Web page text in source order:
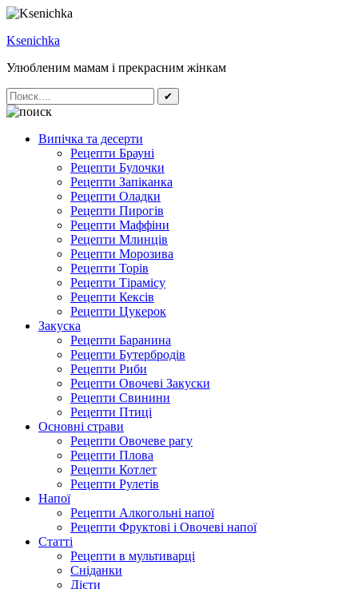
Ksenichka
Улюбленим мамам і прекрасним жінкам
✔
Випічка та десерти
Рецепти Брауні
Рецепти Булочки
Рецепти Запіканка
Рецепти Оладки
Рецепти Пирогів
Рецепти Маффіни
Рецепти Млинців
Рецепти Морозива
Рецепти Торів
Рецепти Тірамісу
Рецепти Кексів
Рецепти Цукерок
Закуска
Рецепти Баранина
Рецепти Бутербродів
Рецепти Риби
Рецепти Овочеві Закуски
Рецепти Свинини
Рецепти Птиці
Основні страви
Рецепти Овочеве рагу
Рецепти Плова
Рецепти Котлет
Рецепти Рулетів
Напої
Рецепти Алкогольні напої
Рецепти Фруктові і Овочеві напої
Статті
Рецепти в мультиварці
Сніданки
Дієти